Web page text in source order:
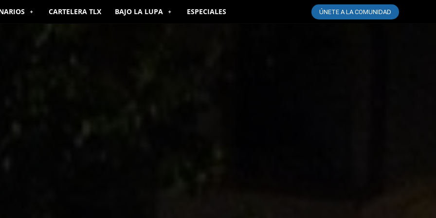
CARTELERA TLX BAJO LA LUPA ESPECIALES ÚNETE A LA COMUNIDAD